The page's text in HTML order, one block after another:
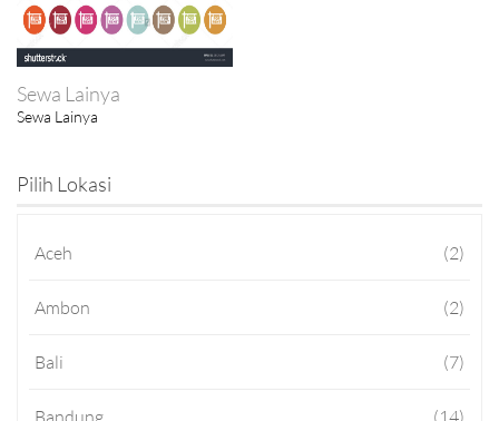
Sewa Lainya
Sewa Lainya
Pilih Lokasi
Aceh (2)
Ambon (2)
Bali (7)
Bandung (14)